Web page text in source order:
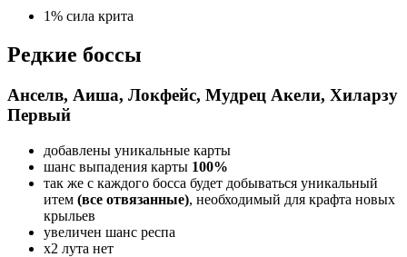
1% сила крита
Редкие боссы
Анселв, Аиша, Локфейс, Мудрец Акели, Хиларзу
Первый
добавлены уникальные карты
шанс выпадения карты 100%
так же с каждого босса будет добываться уникальный
итем (все отвязанные), необходимый для крафта новых
крыльев
увеличен шанс респа
х2 лута нет